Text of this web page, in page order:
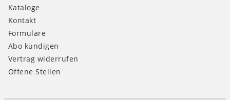
Kataloge
Kontakt
Formulare
Abo kündigen
Vertrag widerrufen
Offene Stellen